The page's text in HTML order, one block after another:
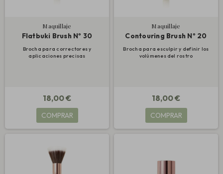
Maquillaje
Flatbuki Brush Nº 30
Brocha para correctores y
aplicaciones precisas
18,00 €
COMPRAR
Maquillaje
Contouring Brush Nº 20
Brocha para esculpir y definir los
volúmenes del rostro
18,00 €
COMPRAR